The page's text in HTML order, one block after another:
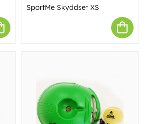
SportMe Skyddset XS